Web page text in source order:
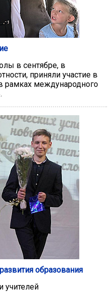
в сентябре, в
приняли участие в
рамках международного
образования
учителей